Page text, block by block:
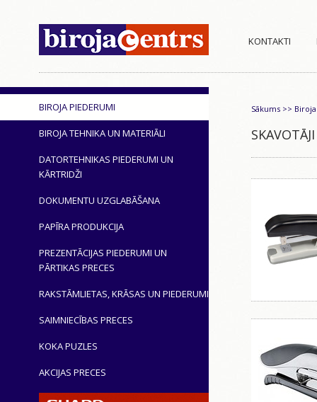
KONTAKTI
BIROJA PIEDERUMI
BIROJA TEHNIKA UN MATERIĀLI
DATORTEHNIKAS PIEDERUMI UN
KĀRTRIDŽI
DOKUMENTU UZGLABĀŠANA
PAPĪRA PRODUKCIJA
PREZENTĀCIJAS PIEDERUMI UN
PĀRTIKAS PRECES
RAKSTĀMLIETAS, KRĀSAS UN PIEDERUMI
SAIMNIECĪBAS PRECES
KOKA PUZLES
AKCIJAS PRECES
Sākums >>
SKAVOTĀJI